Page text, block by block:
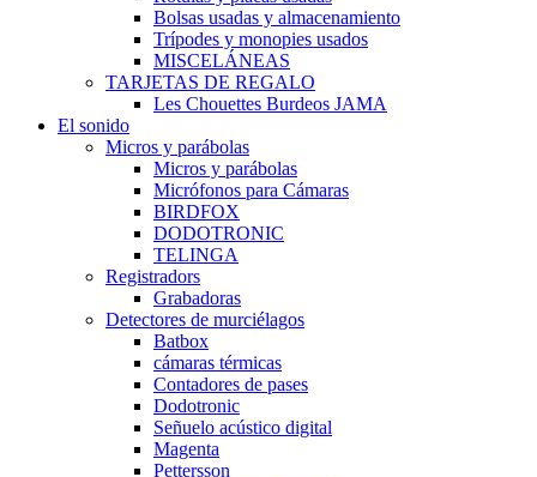
Bolsas usadas y almacenamiento
Trípodes y monopies usados
MISCELÁNEAS
TARJETAS DE REGALO
Les Chouettes Burdeos JAMA
El sonido
Micros y parábolas
Micros y parábolas
Micrófonos para Cámaras
BIRDFOX
DODOTRONIC
TELINGA
Registradors
Grabadoras
Detectores de murciélagos
Batbox
cámaras térmicas
Contadores de pases
Dodotronic
Señuelo acústico digital
Magenta
Pettersson